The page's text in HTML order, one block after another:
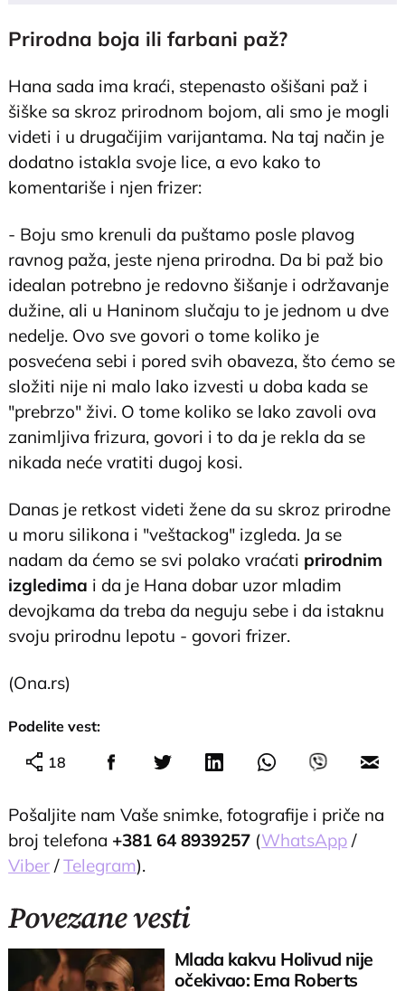
Prirodna boja ili farbani paž?
Hana sada ima kraći, stepenasto ošišani paž i
šiške sa skroz prirodnom bojom, ali smo je mogli
videti i u drugačijim varijantama. Na taj način je
dodatno istakla svoje lice, a evo kako to
komentariše i njen frizer:
- Boju smo krenuli da puštamo posle plavog
ravnog paža, jeste njena prirodna. Da bi paž bio
idealan potrebno je redovno šišanje i održavanje
dužine, ali u Haninom slučaju to je jednom u dve
nedelje. Ovo sve govori o tome koliko je
posvećena sebi i pored svih obaveza, što ćemo se
složiti nije ni malo lako izvesti u doba kada se
"prebrzo" živi. O tome koliko se lako zavoli ova
zanimljiva frizura, govori i to da je rekla da se
nikada neće vratiti dugoj kosi.
Danas je retkost videti žene da su skroz prirodne
u moru silikona i "veštackog" izgleda. Ja se
nadam da ćemo se svi polako vraćati prirodnim
izgledima i da je Hana dobar uzor mladim
devojkama da treba da neguju sebe i da istaknu
svoju prirodnu lepotu - govori frizer.
(Ona.rs)
Podelite vest:
18
Pošaljite nam Vaše snimke, fotografije i priče na
broj telefona +381 64 8939257 (WhatsApp /
Viber /Telegram).
Povezane vesti
Mlada kakvu Holivud nije
očekivao: Ema Roberts